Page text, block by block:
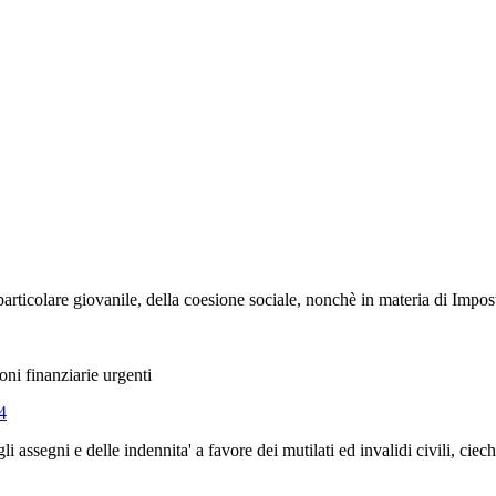
giovanile, della coesione sociale, nonchè in materia di
finanziarie urgenti
assegni e delle indennita' a favore dei mutilati ed invalidi civili,